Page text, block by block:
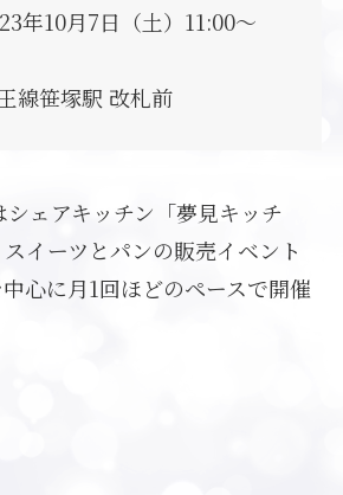
年10月7日（土）11:00〜
線笹塚駅 改札前
ェアキッチン「夢見キッチ
イーツとパンの販売イベント
心に月1回ほどのペースで開催